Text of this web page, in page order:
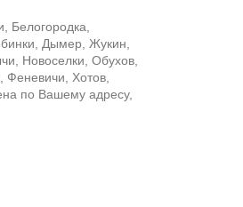
Белогородка,
Дымер, Жукин,
Новоселки, Обухов,
Хотов,
по Вашему адресу,